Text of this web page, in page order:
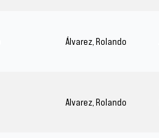
Álvarez, Rolando
Alvarez, Rolando